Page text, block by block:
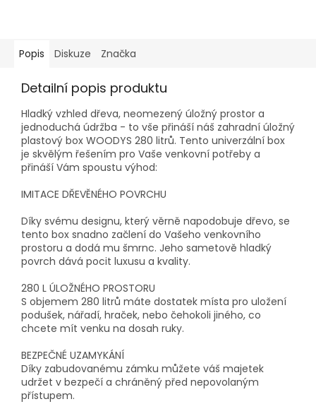
Popis Diskuze Značka
Detailní popis produktu
Hladký vzhled dřeva, neomezený úložný prostor a
jednoduchá údržba - to vše přináší náš zahradní úložný
plastový box WOODYS 280 litrů. Tento univerzální box
je skvělým řešením pro Vaše venkovní potřeby a
přináší Vám spoustu výhod:
IMITACE DŘEVĚNÉHO POVRCHU
Díky svému designu, který věrně napodobuje dřevo, se
tento box snadno začlení do Vašeho venkovního
prostoru a dodá mu šmrnc. Jeho sametově hladký
povrch dává pocit luxusu a kvality.
280 L ÚLOŽNÉHO PROSTORU
S objemem 280 litrů máte dostatek místa pro uložení
podušek, nářadí, hraček, nebo čehokoli jiného, co
chcete mít venku na dosah ruky.
BEZPEČNÉ UZAMYKÁNÍ
Díky zabudovanému zámku můžete váš majetek
udržet v bezpečí a chráněný před nepovolaným
přístupem.